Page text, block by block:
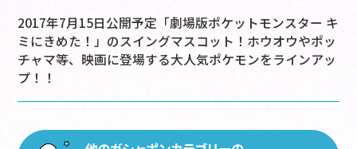
2017年7月15日公開予定「劇場版ポケットモンスター キ
ミにきめた！」のスイングマスコット！ホウオウやポッ
チャマ等、映画に登場する大人気ポケモンをラインアッ
プ！！